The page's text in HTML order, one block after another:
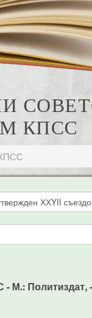
КПСС
М.: Политиздат, -